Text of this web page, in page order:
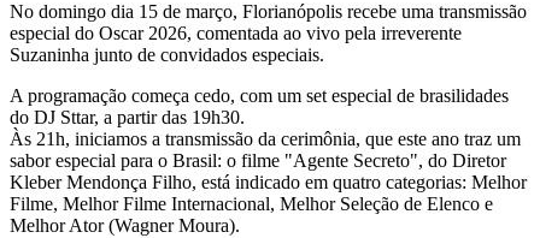
No domingo dia 15 de março, Florianópolis recebe uma transmissão
especial do Oscar 2026, comentada ao vivo pela irreverente
Suzaninha junto de convidados especiais.
A programação começa cedo, com um set especial de brasilidades
do DJ Sttar, a partir das 19h30.
Às 21h, iniciamos a transmissão da cerimônia, que este ano traz um
sabor especial para o Brasil: o filme "Agente Secreto", do Diretor
Kleber Mendonça Filho, está indicado em quatro categorias: Melhor
Filme, Melhor Filme Internacional, Melhor Seleção de Elenco e
Melhor Ator (Wagner Moura).